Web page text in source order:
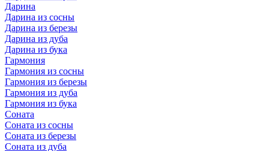
Дарина
Дарина из сосны
Дарина из березы
Дарина из дуба
Дарина из бука
Гармония
Гармония из сосны
Гармония из березы
Гармония из дуба
Гармония из бука
Соната
Соната из сосны
Соната из березы
Соната из дуба